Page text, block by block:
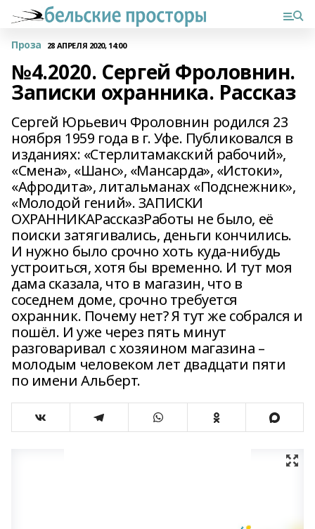
Проза 28 АПРЕЛЯ 2020, 14:00
№4.2020. Сергей Фроловнин.
Записки охранника. Рассказ
Сергей Юрьевич Фроловнин родился 23
ноября 1959 года в г. Уфе. Публиковался в
изданиях: «Стерлитамакский рабочий»,
«Смена», «Шанс», «Мансарда», «Истоки»,
«Афродита», литальманах «Подснежник»,
«Молодой гений». ЗАПИСКИ
ОХРАННИКАРассказРаботы не было, её
поиски затягивались, деньги кончились.
И нужно было срочно хоть куда-нибудь
устроиться, хотя бы временно. И тут моя
дама сказала, что в магазин, что в
соседнем доме, срочно требуется
охранник. Почему нет? Я тут же собрался и
пошёл. И уже через пять минут
разговаривал с хозяином магазина –
молодым человеком лет двадцати пяти
по имени Альберт.